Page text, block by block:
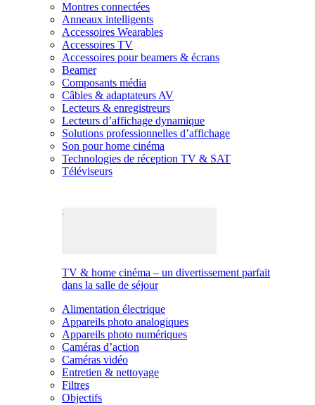
Montres connectées
Anneaux intelligents
Accessoires Wearables
Accessoires TV
Accessoires pour beamers & écrans
Beamer
Composants média
Câbles & adaptateurs AV
Lecteurs & enregistreurs
Lecteurs d’affichage dynamique
Solutions professionnelles d’affichage
Son pour home cinéma
Technologies de réception TV & SAT
Téléviseurs
TV & home cinéma – un divertissement parfait
dans la salle de séjour
Alimentation électrique
Appareils photo analogiques
Appareils photo numériques
Caméras d’action
Caméras vidéo
Entretien & nettoyage
Filtres
Objectifs